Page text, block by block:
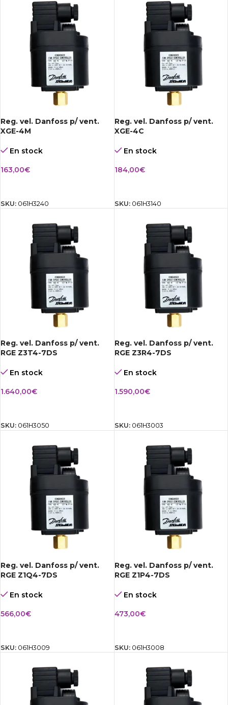
Reg. vel. Danfoss p/ vent.
XGE-4M
En stock
163,00€
SKU: 061H3240
Reg. vel. Danfoss p/ vent.
XGE-4C
En stock
184,00€
SKU: 061H3140
Reg. vel. Danfoss p/ vent.
RGE Z3T4-7DS
En stock
1.640,00€
SKU: 061H3050
Reg. vel. Danfoss p/ vent.
RGE Z3R4-7DS
En stock
1.590,00€
SKU: 061H3003
Reg. vel. Danfoss p/ vent.
RGE Z1Q4-7DS
En stock
566,00€
SKU: 061H3009
Reg. vel. Danfoss p/ vent.
RGE Z1P4-7DS
En stock
473,00€
SKU: 061H3008